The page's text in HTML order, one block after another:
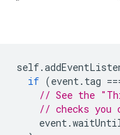
self.
if (event. tag
// See the
// checks you
event.